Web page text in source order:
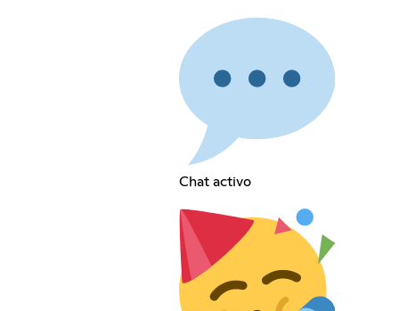
Chat activo